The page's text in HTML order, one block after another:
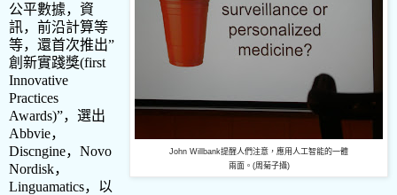
John Willbank提醒人們注意，應用人工智能的一體
兩面。(周菊子攝)
公平數據，資
訊，前沿計算等
等，還首次推出”
創新實踐獎(first
Innovative
Practices
Awards)”，選出
Abbvie，
Discngine， Novo
Nordisk，
Linguamatics，以